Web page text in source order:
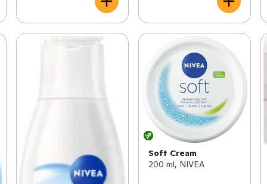
Soft Cream
200 ml, NIVEA